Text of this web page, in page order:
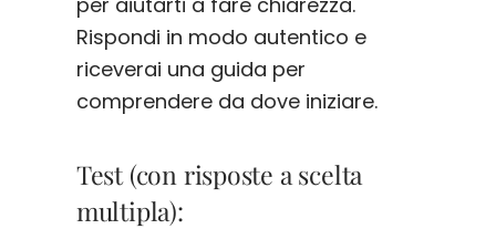
Rispondi in modo autentico e
riceverai una guida per
comprendere da dove iniziare.
Test (con risposte a scelta
multipla):